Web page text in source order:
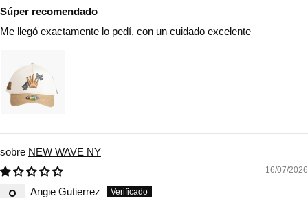
Súper recomendado
Me llegó exactamente lo pedí, con un cuidado excelente
NEW WAVE NY
16/07/2026
Angie Gutierrez